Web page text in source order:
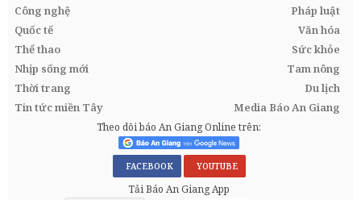
Công nghệ
Pháp luật
Quốc tế
Văn hóa
Thể thao
Sức khỏe
Nhịp sống mới
Tam nông
Thời trang
Du lịch
Tin tức miền Tây
Media Báo An Giang
Theo dõi báo An Giang Online trên:
FACEBOOK YOUTUBE
Tải Báo An Giang App